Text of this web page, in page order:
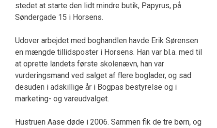
stedet at starte den lidt mindre butik, Papyrus, på
Søndergade 15 i Horsens.
Udover arbejdet med boghandlen havde Erik Sørensen
en mængde tillidsposter i Horsens. Han var bl.a. med til
at oprette landets første skolenævn, han var
vurderingsmand ved salget af flere boglader, og sad
desuden i adskillige år i Bogpas bestyrelse og i
marketing- og vareudvalget.
Hustruen Aase døde i 2006. Sammen fik de tre børn, og